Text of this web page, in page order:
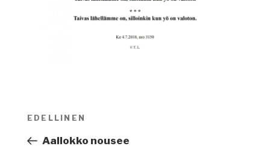
Artikkelien
Edellinen
artikkeli
EDELLINEN
Aallokko nousee